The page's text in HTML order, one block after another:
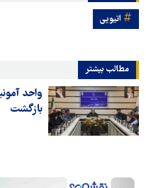
اتیوپی
مطالب بیشتر
واحد
بازگشت